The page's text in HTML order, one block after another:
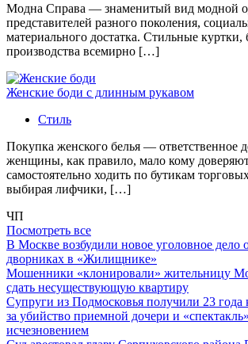
Модна Справа — знаменитый вид модной
представителей разного поколения,
материального достатка. Стильные
производства всемирно […]
Женские боди с длинным рукавом
Стиль
Покупка женского белья — ответственное
женщины, как правило, мало кому
самостоятельно ходить по бутикам
выбирая лифчики, […]
ЧП
Посмотреть все
В Москве возбудили новое уголовное дело
дворниках в «Жилищнике»
Мошенники «клонировали» жительницу
сдать несуществующую квартиру
Супруги из Подмосковья получили 23 года
за убийство приемной дочери и
исчезновением